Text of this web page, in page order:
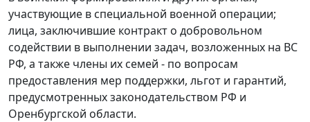
участвующие в специальной военной операции;
лица, заключившие контракт о добровольном
содействии в выполнении задач, возложенных на ВС
РФ, а также члены их семей - по вопросам
предоставления мер поддержки, льгот и гарантий,
предусмотренных законодательством РФ и
Оренбургской области.